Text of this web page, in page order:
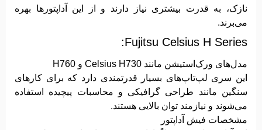
نازک، به قدرت بیشتری نیاز دارند و از این آداپتورها بهره
می‌برند.
Fujitsu Celsius H Series:
مدل‌های ورک‌استیشن مانند Celsius H730 و H760
این سری لپ‌تاپ‌های بسیار قدرتمندی دارد که برای کارهای
سنگین مانند طراحی گرافیکی و محاسبات پیچیده استفاده
می‌شوند و نیازمند توان بالایی هستند.
مشخصات فیش آداپتور